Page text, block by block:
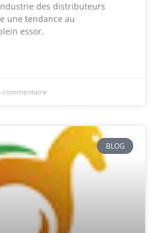
des distributeurs
une tendance au
essor.
commentaire
BLOG